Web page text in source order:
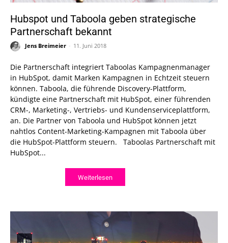
Hubspot und Taboola geben strategische
Partnerschaft bekannt
Jens Breimeier - 11. Juni 2018
Die Partnerschaft integriert Taboolas Kampagnenmanager
in HubSpot, damit Marken Kampagnen in Echtzeit steuern
können. Taboola, die führende Discovery-Plattform,
kündigte eine Partnerschaft mit HubSpot, einer führenden
CRM-, Marketing-, Vertriebs- und Kundenserviceplattform,
an. Die Partner von Taboola und HubSpot können jetzt
nahtlos Content-Marketing-Kampagnen mit Taboola über
die HubSpot-Plattform steuern. Taboolas Partnerschaft mit
HubSpot...
Weiterlesen